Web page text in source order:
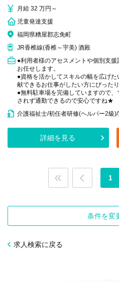
月給 32 万円～
児童発達支援
福岡県糟屋郡志免町
JR香椎線(香椎～宇美) 酒殿
●利用者様のアセスメントや個別支
お任せします。
●資格を活かしてスキルの幅を広げ
献できるお仕事がしたい方にぴったり
●無料駐車場を完備していますので
されず通勤できるので安心ですね★
介護福祉士/初任者研修(ヘルパー2級
詳細を見る
1
条件を変
求人検索に戻る